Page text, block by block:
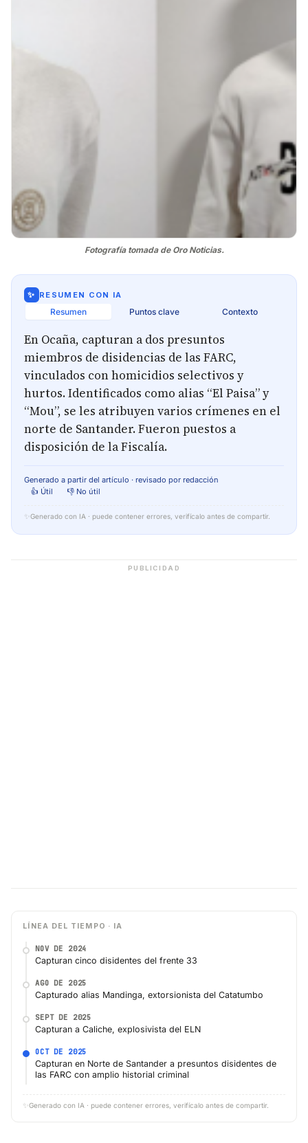
Fotografía tomada de Oro Noticias.
✨ RESUMEN CON IA
Resumen Puntos clave Contexto
En Ocaña, capturan a dos presuntos
miembros de disidencias de las FARC,
vinculados con homicidios selectivos y
hurtos. Identificados como alias “El Paisa” y
“Mou”, se les atribuyen varios crímenes en el
norte de Santander. Fueron puestos a
disposición de la Fiscalía.
Generado a partir del artículo · revisado por redacción
👍 Útil
👎 No útil
✨ Generado con IA · puede contener errores, verifícalo antes de compartir.
PUBLICIDAD
LÍNEA DEL TIEMPO · IA
NOV DE 2024
Capturan cinco disidentes del frente 33
AGO DE 2025
Capturado alias Mandinga, extorsionista del Catatumbo
SEPT DE 2025
Capturan a Caliche, explosivista del ELN
OCT DE 2025
Capturan en Norte de Santander a presuntos disidentes de
las FARC con amplio historial criminal
✨ Generado con IA · puede contener errores, verifícalo antes de compartir.